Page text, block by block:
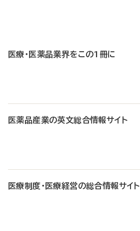
医療・医薬品業界をこの1冊に
医薬品産業の英文総合情報サイト
医療制度・医療経営の総合情報サイト